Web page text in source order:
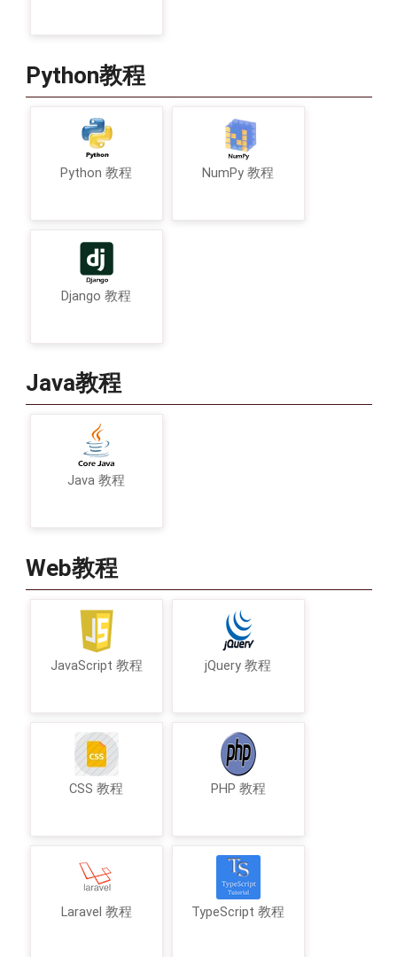
Python教程
Python 教程 NumPy 教程
Django 教程
Java教程
Java 教程
Web教程
JavaScript 教程 jQuery 教程
CSS 教程 PHP 教程
Laravel 教程 TypeScript 教程